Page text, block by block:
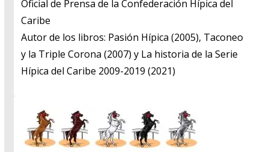
​Oficial de Prensa de la Confederación Hípica del
Caribe
​Autor de los libros: Pasión Hípica (2005), Taconeo
y la Triple Corona (2007) y La historia de la Serie
Hípica del Caribe 2009-2019 (2021)